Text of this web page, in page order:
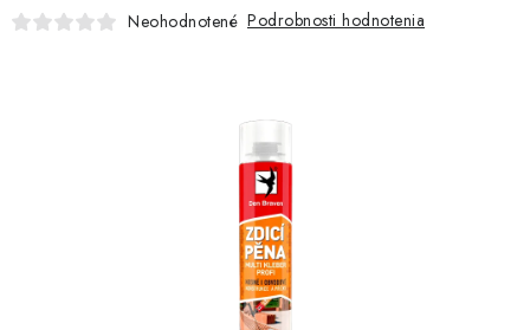
AUTO-MOTONeohodnotené Podrobnosti hodnotenia